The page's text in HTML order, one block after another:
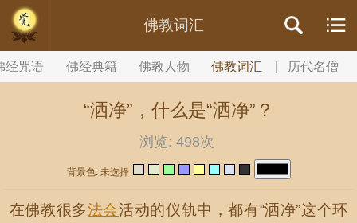
//内容文章背景颜色设置
佛教词汇
经咒语 佛经典籍 佛教人物 佛教词汇 | 历代名僧
“洒净”，什么是“洒净”？
浏览: 498次
背景色: 未选择
在佛教很多法会活动的仪轨中，都有“洒净”这个环